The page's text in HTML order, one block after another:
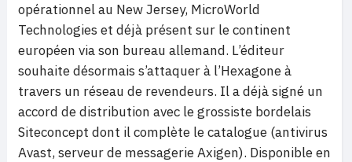
opérationnel au New Jersey, MicroWorld
Technologies et déjà présent sur le continent
européen via son bureau allemand. L’éditeur
souhaite désormais s’attaquer à l’Hexagone à
travers un réseau de revendeurs. Il a déjà signé un
accord de distribution avec le grossiste bordelais
Siteconcept dont il complète le catalogue (antivirus
Avast, serveur de messagerie Axigen). Disponible en